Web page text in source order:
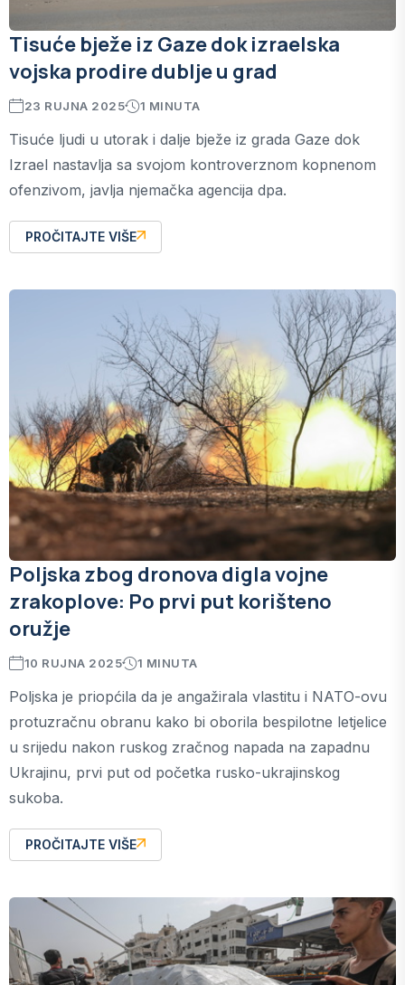
Tisuće bježe iz Gaze dok izraelska
vojska prodire dublje u grad
23 RUJNA 2025 1 MINUTA
Tisuće ljudi u utorak i dalje bježe iz grada Gaze dok
Izrael nastavlja sa svojom kontroverznom kopnenom
ofenzivom, javlja njemačka agencija dpa.
PROČITAJTE VIŠE
Poljska zbog dronova digla vojne
zrakoplove: Po prvi put korišteno
oružje
10 RUJNA 2025 1 MINUTA
Poljska je priopćila da je angažirala vlastitu i NATO-ovu
protuzračnu obranu kako bi oborila bespilotne letjelice
u srijedu nakon ruskog zračnog napada na zapadnu
Ukrajinu, prvi put od početka rusko-ukrajinskog
sukoba.
PROČITAJTE VIŠE